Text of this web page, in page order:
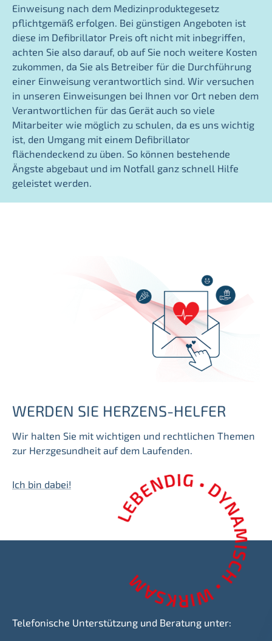
Einweisung nach dem Medizinproduktegesetz
pflichtgemäß erfolgen. Bei günstigen Angeboten ist
diese im Defibrillator Preis oft nicht mit inbegriffen,
achten Sie also darauf, ob auf Sie noch weitere Kosten
zukommen, da Sie als Betreiber für die Durchführung
einer Einweisung verantwortlich sind. Wir versuchen
in unseren Einweisungen bei Ihnen vor Ort neben dem
Verantwortlichen für das Gerät auch so viele
Mitarbeiter wie möglich zu schulen, da es uns wichtig
ist, den Umgang mit einem Defibrillator
flächendeckend zu üben. So können bestehende
Ängste abgebaut und im Notfall ganz schnell Hilfe
geleistet werden.
WERDEN SIE HERZENS-HELFER
Wir halten Sie mit wichtigen und rechtlichen Themen
zur Herzgesundheit auf dem Laufenden.
Ich bin dabei!
Telefonische Unterstützung und Beratung unter: